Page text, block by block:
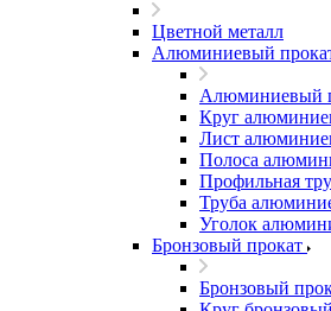
Цветной металл
Алюминиевый
Алюминиевый
Круг
Лист
Полоса
Профильная
Труба
Уголок
Бронзовый прокат
Бронзовый